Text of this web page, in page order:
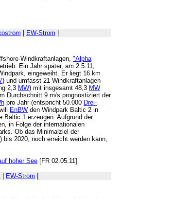
EW-Strom
Windkraftanlagen, "Alpha
Ein Jahr später, am 2.5.11,
eingeweiht. Er liegt 16 km
) und umfasst 21 Windkraftanlagen
2,3 MW) mit insgesamt 48,3 MW
Durchschnitt 9 m/s prognostiziert der
pro Jahr (entspricht 50.000 Drei-
EnBW den Windpark Baltic 2 in
Baltic 1 erzeugen. Aufgrund der
in Folge der internationalen
Ob das Minimalziel der
) bis 2020, noch erreicht werden kann,
hoher See [FR 02.05.11]
EW-Strom